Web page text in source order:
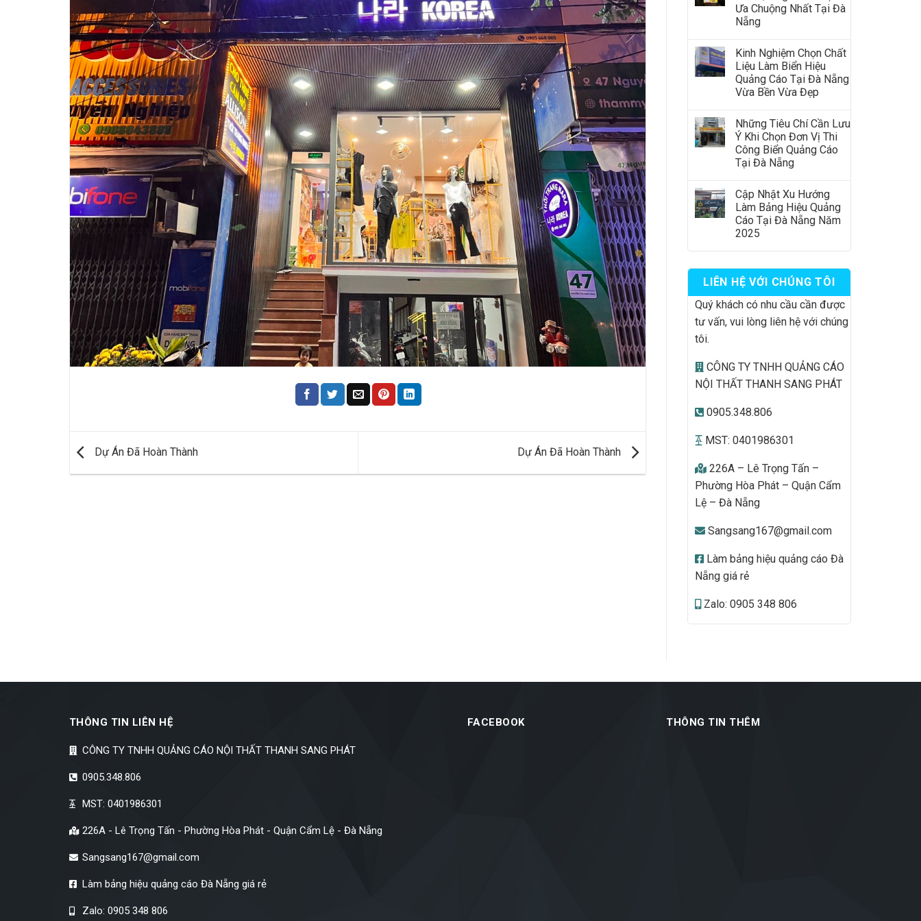
Dự Án Đã Hoàn Thành Dự Án Đã Hoàn Thành
Ưa Chuộng Nhất Tại Đà
Nẵng
Kinh Nghiệm Chọn Chất
Liệu Làm Biển Hiệu
Quảng Cáo Tại Đà Nẵng
Vừa Bền Vừa Đẹp
Những Tiêu Chí Cần Lưu
Ý Khi Chọn Đơn Vị Thi
Công Biển Quảng Cáo
Tại Đà Nẵng
Cập Nhật Xu Hướng
Làm Bảng Hiệu Quảng
Cáo Tại Đà Nẵng Năm
2025
LIÊN HỆ VỚI CHÚNG TÔI
Quý khách có nhu cầu cần được
tư vấn, vui lòng liên hệ với chúng
tôi.
CÔNG TY TNHH QUẢNG CÁO
NỘI THẤT THANH SANG PHÁT
0905.348.806
MST: 0401986301
226A – Lê Trọng Tấn –
Phường Hòa Phát – Quận Cẩm
Lệ – Đà Nẵng
Sangsang167@gmail.com
Làm bảng hiệu quảng cáo Đà
Nẵng giá rẻ
Zalo: 0905 348 806
THÔNG TIN LIÊN HỆ
CÔNG TY TNHH QUẢNG CÁO NỘI THẤT THANH SANG PHÁT
0905.348.806
MST: 0401986301
226A - Lê Trọng Tấn - Phường Hòa Phát - Quận Cẩm Lệ - Đà Nẵng
Sangsang167@gmail.com
Làm bảng hiệu quảng cáo Đà Nẵng giá rẻ
Zalo: 0905 348 806
FACEBOOK THÔNG TIN THÊM